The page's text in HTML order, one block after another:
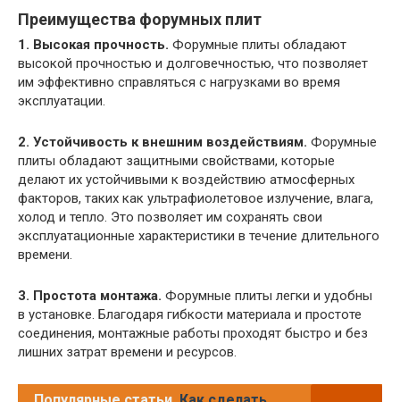
Преимущества форумных плит
1. Высокая прочность. Форумные плиты обладают
высокой прочностью и долговечностью, что позволяет
им эффективно справляться с нагрузками во время
эксплуатации.
2. Устойчивость к внешним воздействиям. Форумные
плиты обладают защитными свойствами, которые
делают их устойчивыми к воздействию атмосферных
факторов, таких как ультрафиолетовое излучение, влага,
холод и тепло. Это позволяет им сохранять свои
эксплуатационные характеристики в течение длительного
времени.
3. Простота монтажа. Форумные плиты легки и удобны
в установке. Благодаря гибкости материала и простоте
соединения, монтажные работы проходят быстро и без
лишних затрат времени и ресурсов.